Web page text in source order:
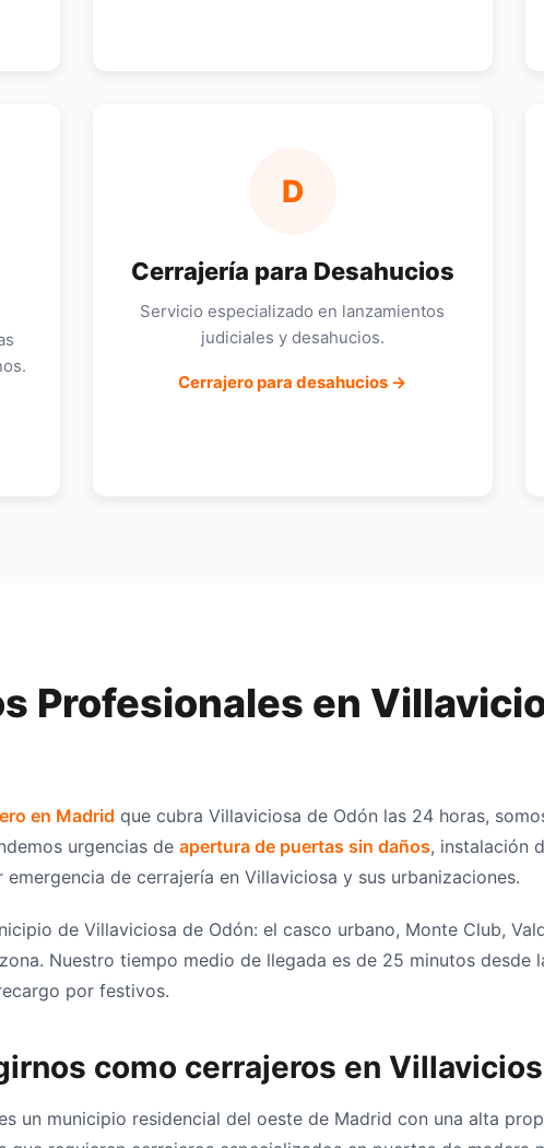
D
Cerrajería para Desahucios
Servicio especializado en lanzamientos
judiciales y desahucios.
Cerrajero para desahucios →
Profesionales en
en Madrid que cubra Villaviciosa de Odón las 24 horas,
urgencias de apertura de puertas sin daños, instalación
emergencia de cerrajería en Villaviciosa y sus urbanizaciones.
de Villaviciosa de Odón: el casco urbano, Monte Club,
Nuestro tiempo medio de llegada es de 25 minutos desde
por festivos.
como cerrajeros en
un municipio residencial del oeste de Madrid con una alta